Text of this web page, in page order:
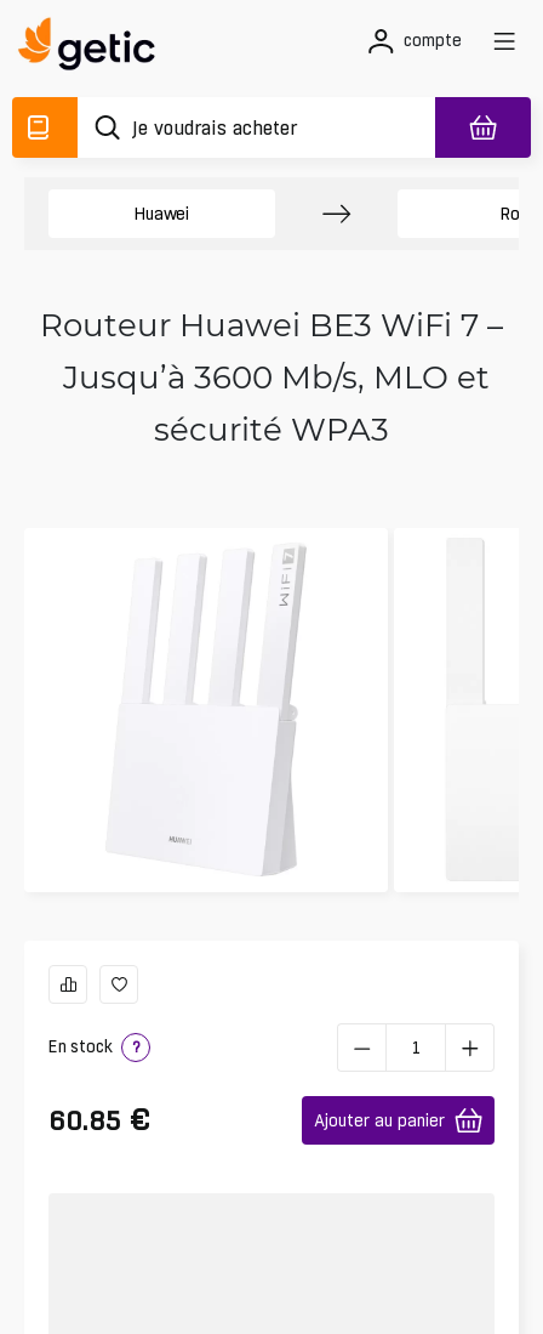
compte
Huawei
Routeur Huawei BE3 WiFi 7 –
Jusqu’à 3600 Mb/s, MLO et
sécurité WPA3
En stock ?
60.85 € Ajouter au panier